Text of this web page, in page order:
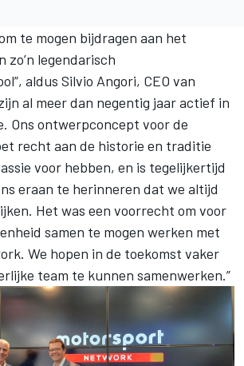
te mogen bijdragen aan het
zo’n legendarisch
aldus Silvio Angori, CEO van
al meer dan negentig jaar actief in
Ons ontwerpconcept voor de
recht aan de historie en traditie
voor hebben, en is tegelijkertijd
eraan te herinneren dat we altijd
Het was een voorrecht om voor
samen te mogen werken met
. We hopen in de toekomst vaker
team te kunnen samenwerken.”